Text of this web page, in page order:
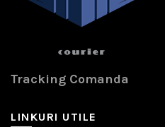
Tracking Comanda
LINKURI UTILE